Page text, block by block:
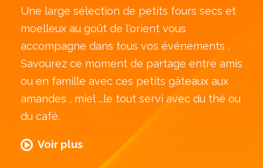
Une large sélection de petits fours secs et
moelleux au goût de l'orient vous
accompagne dans tous vos événements .
Savourez ce moment de partage entre amis
ou en famille avec ces petits gâteaux aux
amandes , miel ...le tout servi avec du thé ou
du café.
Voir plus